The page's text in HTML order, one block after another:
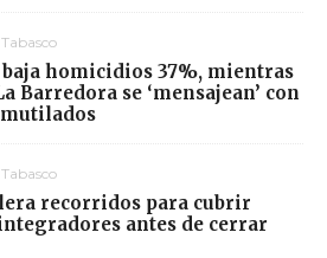
baja homicidios 37%, mientras
Barredora se ‘mensajean’ con
recorridos para cubrir
antes de cerrar